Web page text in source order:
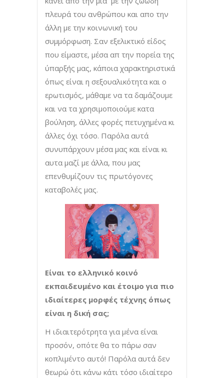
πλευρά του ανθρώπου και απο την
άλλη με την κοινωνική του
συμμόρφωση. Σαν εξελικτικό είδος
που είμαστε, μέσα απ την πορεία της
ύπαρξής μας, κάποια χαρακτηριστικά
όπως είναι η σεξουαλικότητα και ο
ερωτισμός, μάθαμε να τα δαμάζουμε
και να τα χρησιμοποιούμε κατα
βούληση, άλλες φορές πετυχημένα κι
άλλες όχι τόσο. Παρόλα αυτά
συνυπάρχουν μέσα μας και είναι κι
αυτα μαζί με άλλα, που μας
επενθυμίζουν τις πρωτόγονες
καταβολές μας.
Είναι το ελληνικό κοινό
εκπαιδευμένο και έτοιμο για πιο
ιδιαίτερες μορφές τέχνης όπως
είναι η δική σας;
Η ιδιαιτερότρητα για μένα είναι
προσόν, οπότε θα το πάρω σαν
κοπλιμέντο αυτό! Παρόλα αυτά δεν
θεωρώ ότι κάνω κάτι τόσο ιδιαίτερο